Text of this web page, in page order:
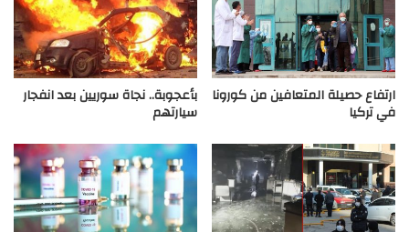
ارتفاع حصيلة المتعافين من كورونا
في تركيا
بأعجوبة.. نجاة سوريين بعد انفجار
سيارتهم